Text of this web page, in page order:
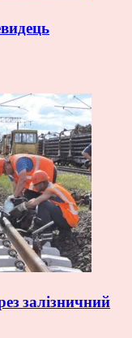
залізничний